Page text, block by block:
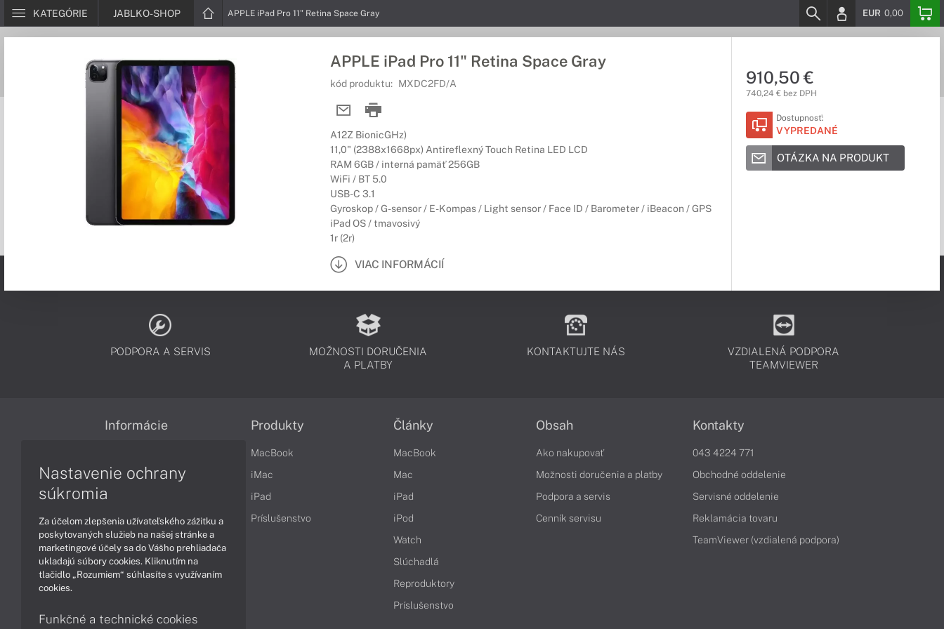
KATEGÓRIE JABLKO-SHOP APPLE iPad Pro 11" Retina Space Gray EUR 0,00
APPLE iPad Pro 11" Retina Space Gray
kód produktu: MXDC2FD/A
A12Z BionicGHz)
11,0" (2388x1668px) Antireflexný Touch Retina LED LCD
RAM 6GB / interná pamäť 256GB
WiFi / BT 5.0
USB-C 3.1
Gyroskop / G-sensor / E-Kompas / Light sensor / Face ID / Barometer / iBeacon / GPS
iPad OS / tmavosivý
1r (2r)
VIAC INFORMÁCIÍ
910,50 €
740,24 € bez DPH
Dostupnosť:
VYPREDANÉ
OTÁZKA NA PRODUKT
PODPORA A SERVIS
MOŽNOSTI DORUČENIA
A PLATBY
KONTAKTUJTE NÁS
VZDIALENÁ PODPORA
TEAMVIEWER
Informácie
Reklamačné podmienky
Ochrana osobných údajov
Vrátenie tovaru
Vyhlásenie o prístupnosti
Cookies
Produkty
MacBook
iMac
iPad
Príslušenstvo
Články
MacBook
Mac
iPad
iPod
Watch
Slúchadlá
Reproduktory
Príslušenstvo
Obsah
Ako nakupovať
Možnosti doručenia a platby
Podpora a servis
Cenník servisu
Kontakty
043 4224 771
Obchodné oddelenie
Servisné oddelenie
Reklamácia tovaru
TeamViewer (vzdialená podpora)
Nastavenie ochrany
súkromia
Za účelom zlepšenia užívateľského zážitku a
poskytovaných služieb na našej stránke a
marketingové účely sa do Vášho prehliadača
ukladajú súbory cookies. Kliknutím na
tlačidlo „Rozumiem“ súhlasíte s využívaním
cookies.
Funkčné a technické cookies